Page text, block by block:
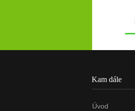
Kam dále
Úvod